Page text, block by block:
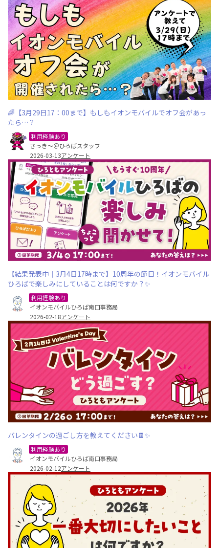
🌈【3月29日17：00まで】もしもイオンモバイルでオフ会があっ
たら…？
利用経験あり
さっき～＠ひろばスタッフ
2026-03-13アンケート
【結果発表中｜3月4日17時まで】10周年の節目！イオンモバイル
ひろばで楽しみにしていることは何ですか？✨
利用経験あり
イオンモバイルひろば南口事務局
2026-02-18アンケート
バレンタインの過ごし方を教えてください🍫✨
利用経験あり
イオンモバイルひろば南口事務局
2026-02-12アンケート